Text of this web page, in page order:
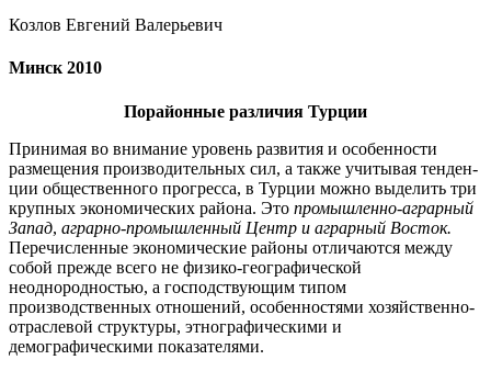
Козлов Евгений Валерьевич
Минск 2010
Порайонные различия Турции
Принимая во внимание уровень развития и особенности
размещения производи­тельных сил, а также учитывая тенден­
ции общественного прогресса, в Тур­ции можно выделить три
крупных эконо­мических района. Это промышленно-аграрный
Запад, аграрно-промышленный Центр и аграрный Восток.
Перечислен­ные экономические районы отличаются между
собой прежде всего не физико-географической
неоднородностью, а гос­подствующим типом
производственных отношений, особенностями хозяйственно-
отраслевой структуры, этнографически­ми и
демографическими показателями.